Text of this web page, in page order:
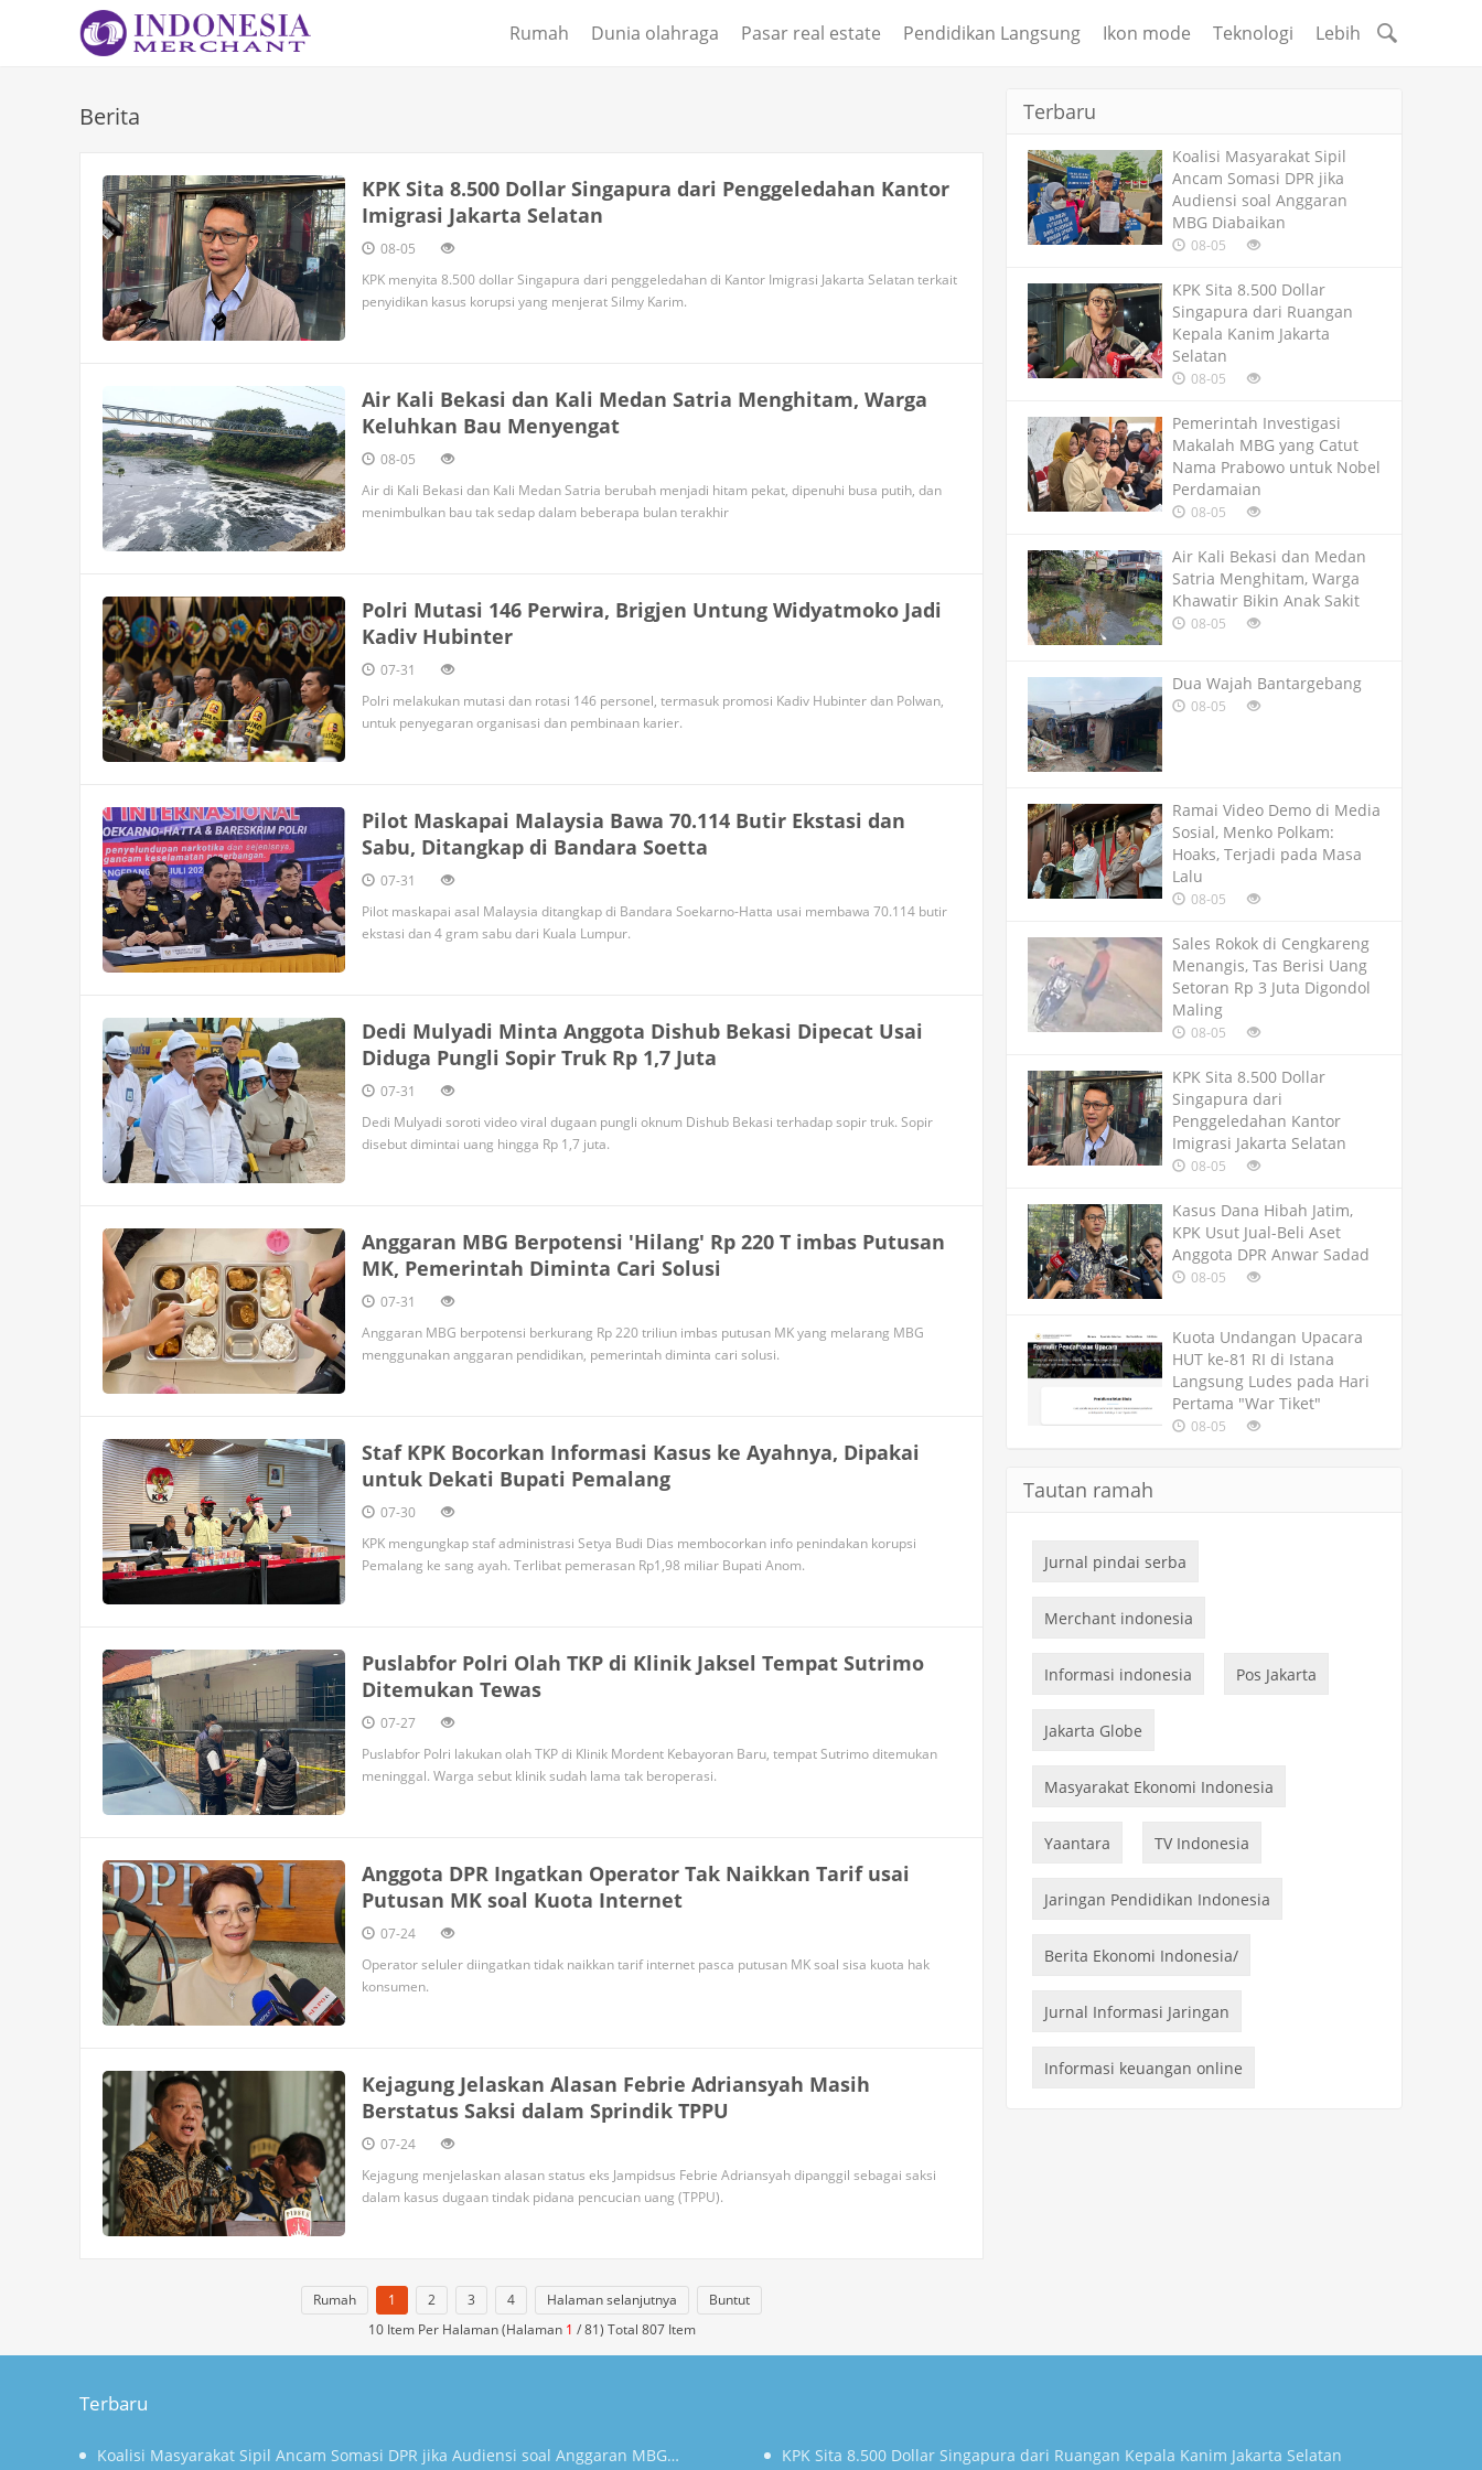
Rumah Dunia olahraga Pasar real estate Pendidikan Langsung Ikon mode Teknologi Lebih
Berita
KPK Sita 8.500 Dollar Singapura dari Penggeledahan Kantor
Imigrasi Jakarta Selatan
08-05
KPK menyita 8.500 dollar Singapura dari penggeledahan di Kantor Imigrasi Jakarta Selatan terkait
penyidikan kasus korupsi yang menjerat Silmy Karim.
Air Kali Bekasi dan Kali Medan Satria Menghitam, Warga
Keluhkan Bau Menyengat
08-05
Air di Kali Bekasi dan Kali Medan Satria berubah menjadi hitam pekat, dipenuhi busa putih, dan
menimbulkan bau tak sedap dalam beberapa bulan terakhir
Polri Mutasi 146 Perwira, Brigjen Untung Widyatmoko Jadi
Kadiv Hubinter
07-31
Polri melakukan mutasi dan rotasi 146 personel, termasuk promosi Kadiv Hubinter dan Polwan,
untuk penyegaran organisasi dan pembinaan karier.
Pilot Maskapai Malaysia Bawa 70.114 Butir Ekstasi dan
Sabu, Ditangkap di Bandara Soetta
07-31
Pilot maskapai asal Malaysia ditangkap di Bandara Soekarno-Hatta usai membawa 70.114 butir
ekstasi dan 4 gram sabu dari Kuala Lumpur.
Dedi Mulyadi Minta Anggota Dishub Bekasi Dipecat Usai
Diduga Pungli Sopir Truk Rp 1,7 Juta
07-31
Dedi Mulyadi soroti video viral dugaan pungli oknum Dishub Bekasi terhadap sopir truk. Sopir
disebut dimintai uang hingga Rp 1,7 juta.
Anggaran MBG Berpotensi 'Hilang' Rp 220 T imbas Putusan
MK, Pemerintah Diminta Cari Solusi
07-31
Anggaran MBG berpotensi berkurang Rp 220 triliun imbas putusan MK yang melarang MBG
menggunakan anggaran pendidikan, pemerintah diminta cari solusi.
Staf KPK Bocorkan Informasi Kasus ke Ayahnya, Dipakai
untuk Dekati Bupati Pemalang
07-30
KPK mengungkap staf administrasi Setya Budi Dias membocorkan info penindakan korupsi
Pemalang ke sang ayah. Terlibat pemerasan Rp1,98 miliar Bupati Anom.
Puslabfor Polri Olah TKP di Klinik Jaksel Tempat Sutrimo
Ditemukan Tewas
07-27
Puslabfor Polri lakukan olah TKP di Klinik Mordent Kebayoran Baru, tempat Sutrimo ditemukan
meninggal. Warga sebut klinik sudah lama tak beroperasi.
Anggota DPR Ingatkan Operator Tak Naikkan Tarif usai
Putusan MK soal Kuota Internet
07-24
Operator seluler diingatkan tidak naikkan tarif internet pasca putusan MK soal sisa kuota hak
konsumen.
Kejagung Jelaskan Alasan Febrie Adriansyah Masih
Berstatus Saksi dalam Sprindik TPPU
07-24
Kejagung menjelaskan alasan status eks Jampidsus Febrie Adriansyah dipanggil sebagai saksi
dalam kasus dugaan tindak pidana pencucian uang (TPPU).
Rumah 1 2 3 4 Halaman selanjutnya
Buntut
10 Item Per Halaman (Halaman 1 / 81) Total 807 Item
Terbaru
Koalisi Masyarakat Sipil
Ancam Somasi DPR jika
Audiensi soal Anggaran
MBG Diabaikan
08-05
KPK Sita 8.500 Dollar
Singapura dari Ruangan
Kepala Kanim Jakarta
Selatan
08-05
Pemerintah Investigasi
Makalah MBG yang Catut
Nama Prabowo untuk Nobel
Perdamaian
08-05
Air Kali Bekasi dan Medan
Satria Menghitam, Warga
Khawatir Bikin Anak Sakit
08-05
Dua Wajah Bantargebang
08-05
Ramai Video Demo di Media
Sosial, Menko Polkam:
Hoaks, Terjadi pada Masa
Lalu
08-05
Sales Rokok di Cengkareng
Menangis, Tas Berisi Uang
Setoran Rp 3 Juta Digondol
Maling
08-05
KPK Sita 8.500 Dollar
Singapura dari
Penggeledahan Kantor
Imigrasi Jakarta Selatan
08-05
Kasus Dana Hibah Jatim,
KPK Usut Jual-Beli Aset
Anggota DPR Anwar Sadad
08-05
Kuota Undangan Upacara
HUT ke-81 RI di Istana
Langsung Ludes pada Hari
Pertama "War Tiket"
08-05
Tautan ramah
Jurnal pindai serba
Merchant indonesia
Informasi indonesia Pos Jakarta
Jakarta Globe
Masyarakat Ekonomi Indonesia
Yaantara TV Indonesia
Jaringan Pendidikan Indonesia
Berita Ekonomi Indonesia/
Jurnal Informasi Jaringan
Informasi keuangan online
Terbaru
Koalisi Masyarakat Sipil Ancam Somasi DPR jika Audiensi soal Anggaran MBG KPK Sita 8.500 Dollar Singapura dari Ruangan Kepala Kanim Jakarta Selatan